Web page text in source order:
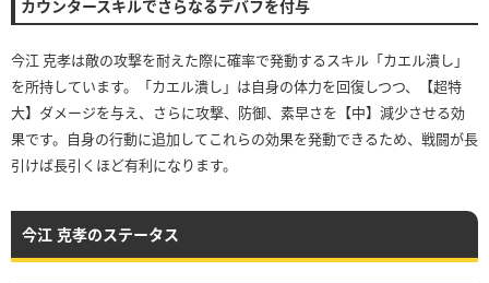
カウンタースキルでさらなるデバフを付与
今江 克孝は敵の攻撃を耐えた際に確率で発動するスキル「カエル潰し」
を所持しています。「カエル潰し」は自身の体力を回復しつつ、【超特
大】ダメージを与え、さらに攻撃、防御、素早さを【中】減少させる効
果です。自身の行動に追加してこれらの効果を発動できるため、戦闘が長
引けば長引くほど有利になります。
今江 克孝のステータス